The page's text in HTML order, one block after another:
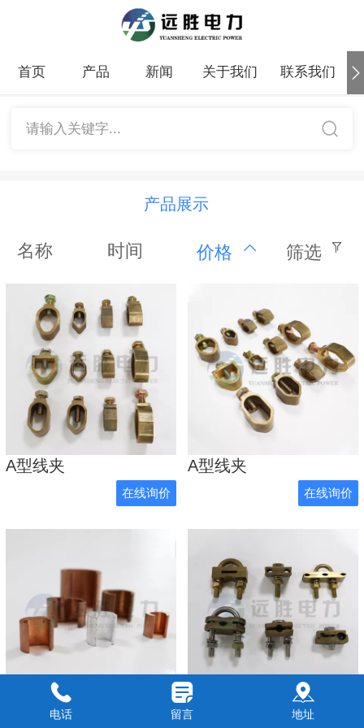
首页 产品 新闻 关于我们 联系我们
请输入关键字...
产品展示
名称 时间 价格 筛选
A型线夹
在线询价
A型线夹
在线询价
C型线夹 U型线夹
电话 留言 地址